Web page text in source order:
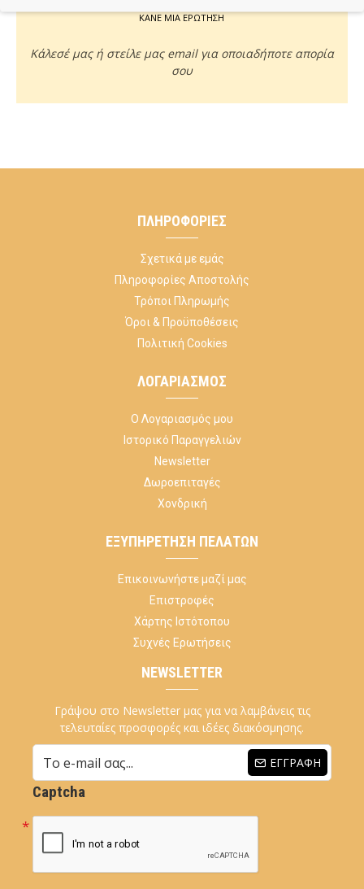
ΚΑΝΕ ΜΙΑ ΕΡΩΤΗΣΗ
Κάλεσέ μας ή στείλε μας email για οποιαδήποτε απορία
σου
ΠΛΗΡΟΦΟΡΊΕΣ
Σχετικά με εμάς
Πληροφορίες Αποστολής
Τρόποι Πληρωμής
Όροι & Προϋποθέσεις
Πολιτική Cookies
ΛΟΓΑΡΙΑΣΜΌΣ
Ο Λογαριασμός μου
Ιστορικό Παραγγελιών
Newsletter
Δωροεπιταγές
Χονδρική
ΕΞΥΠΗΡΈΤΗΣΗ ΠΕΛΑΤΏΝ
Επικοινωνήστε μαζί μας
Επιστροφές
Χάρτης Ιστότοπου
Συχνές Ερωτήσεις
NEWSLETTER
Γράψου στο Newsletter μας για να λαμβάνεις τις
τελευταίες προσφορές και ιδέες διακόσμησης.
ΕΓΓΡΑΦΉ
Captcha